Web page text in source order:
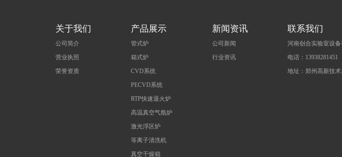
关于我们
公司简介
营业执照
荣誉资质
产品展示
管式炉
箱式炉
CVD系统
PECVD系统
RTP快速退火炉
高温真空气氛炉
激光浮区炉
等离子清洗机
真空干燥箱
新闻资讯
公司新闻
行业资讯
联系我们
河南创合实验室设备
电话：13938281451
地址：郑州高新技